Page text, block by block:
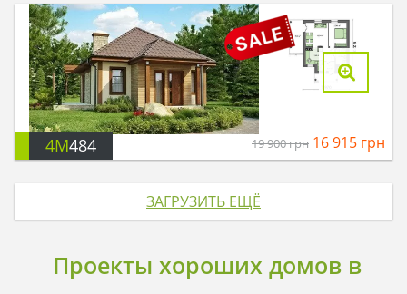
4M484 19 900грн 16 915 грн
ЗАГРУЗИТЬ ЕЩЁ
Проекты хороших домов в